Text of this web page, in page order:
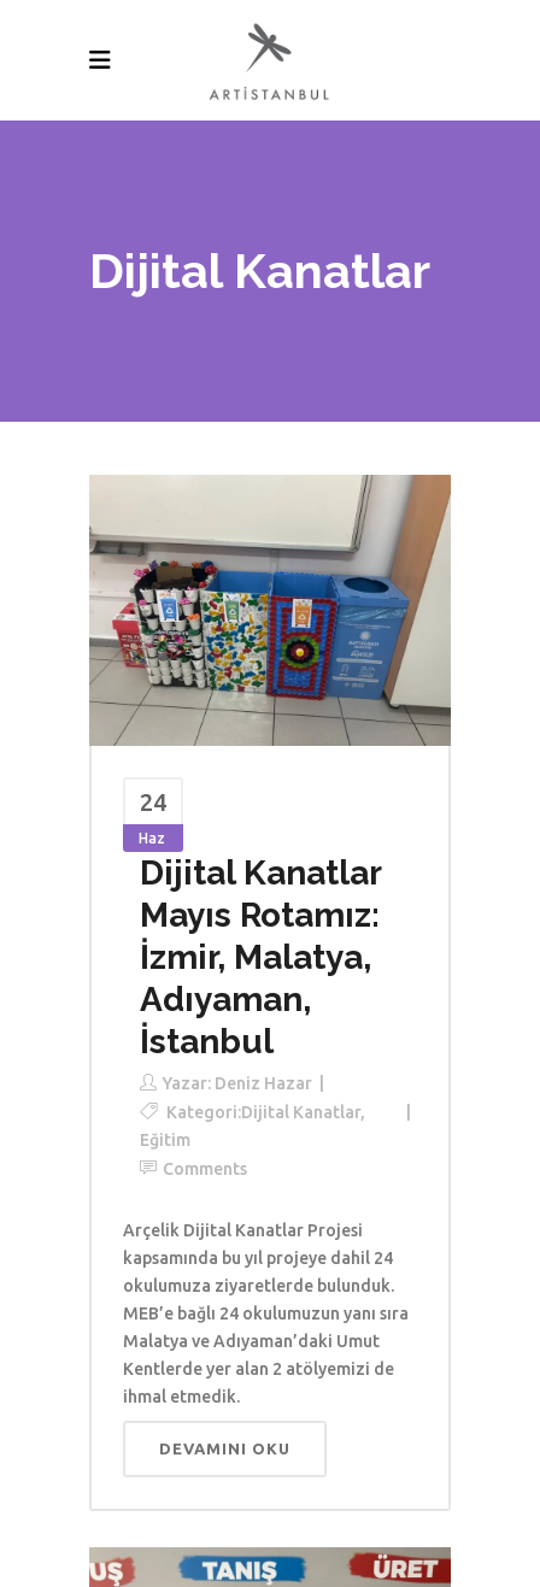
Dijital Kanatlar
24
Haz
Dijital Kanatlar
Mayıs Rotamız:
İzmir, Malatya,
Adıyaman,
İstanbul
Yazar: Deniz Hazar
Kategori:Dijital Kanatlar,
Eğitim
Comments
Arçelik Dijital Kanatlar Projesi
kapsamında bu yıl projeye dahil 24
okulumuza ziyaretlerde bulunduk.
MEB’e bağlı 24 okulumuzun yanı sıra
Malatya ve Adıyaman’daki Umut
Kentlerde yer alan 2 atölyemizi de
ihmal etmedik.
DEVAMINI OKU